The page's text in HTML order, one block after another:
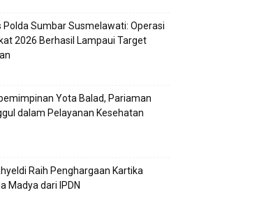
Polda Sumbar Susmelawati: Operasi
2026 Berhasil Lampaui Target
Yota Balad, Pariaman
dalam Pelayanan Kesehatan
Raih Penghargaan Kartika
Madya dari IPDN